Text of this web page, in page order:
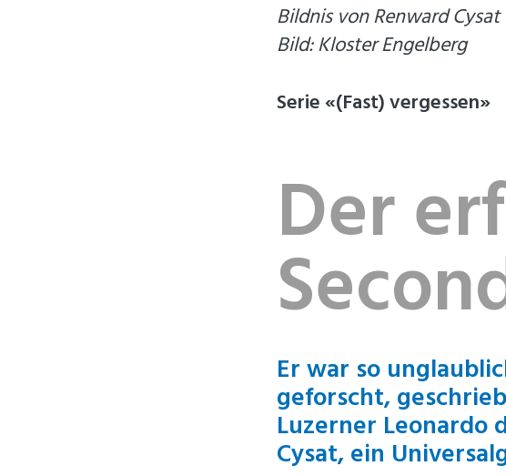
Bildnis von Renward
Bild: Kloster Engelberg
Serie «(Fast) vergessen»
Der
Er war so
geforscht,
Luzerner Leonardo
Cysat, ein